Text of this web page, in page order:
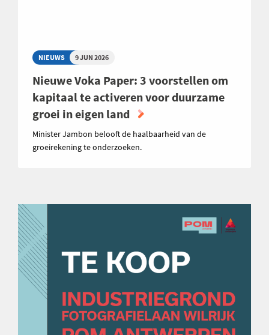
NIEUWS 9 JUN 2026
Nieuwe Voka Paper: 3 voorstellen om
kapitaal te activeren voor duurzame
groei in eigen land
Minister Jambon belooft de haalbaarheid van de
groeirekening te onderzoeken.